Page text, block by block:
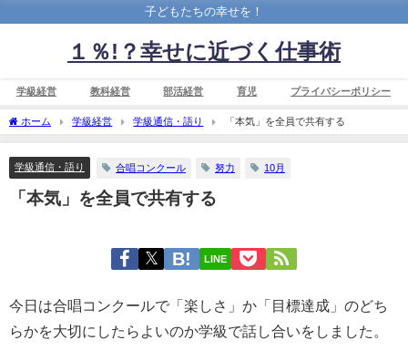
子どもたちの幸せを！
１％!？幸せに近づく仕事術
学級経営 教科経営 部活経営 育児 プライバシーポリシー
ホーム 学級経営 学級通信・語り 「本気」を全員で共有する
学級通信・語り 合唱コンクール 努力 10月
「本気」を全員で共有する
LINE
今日は合唱コンクールで「楽しさ」か「目標達成」のどち
らかを大切にしたらよいのか学級で話し合いをしました。